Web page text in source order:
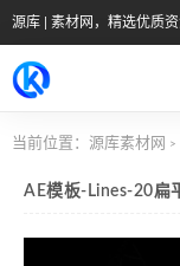
源库 | 素材网，精选优质资
当前位置： 源库素材网 >
AE模板-Lines-20扁